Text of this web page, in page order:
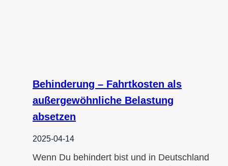
Behinderung – Fahrtkosten als
außergewöhnliche Belastung
absetzen
2025-04-14
Wenn Du behindert bist und in Deutschland